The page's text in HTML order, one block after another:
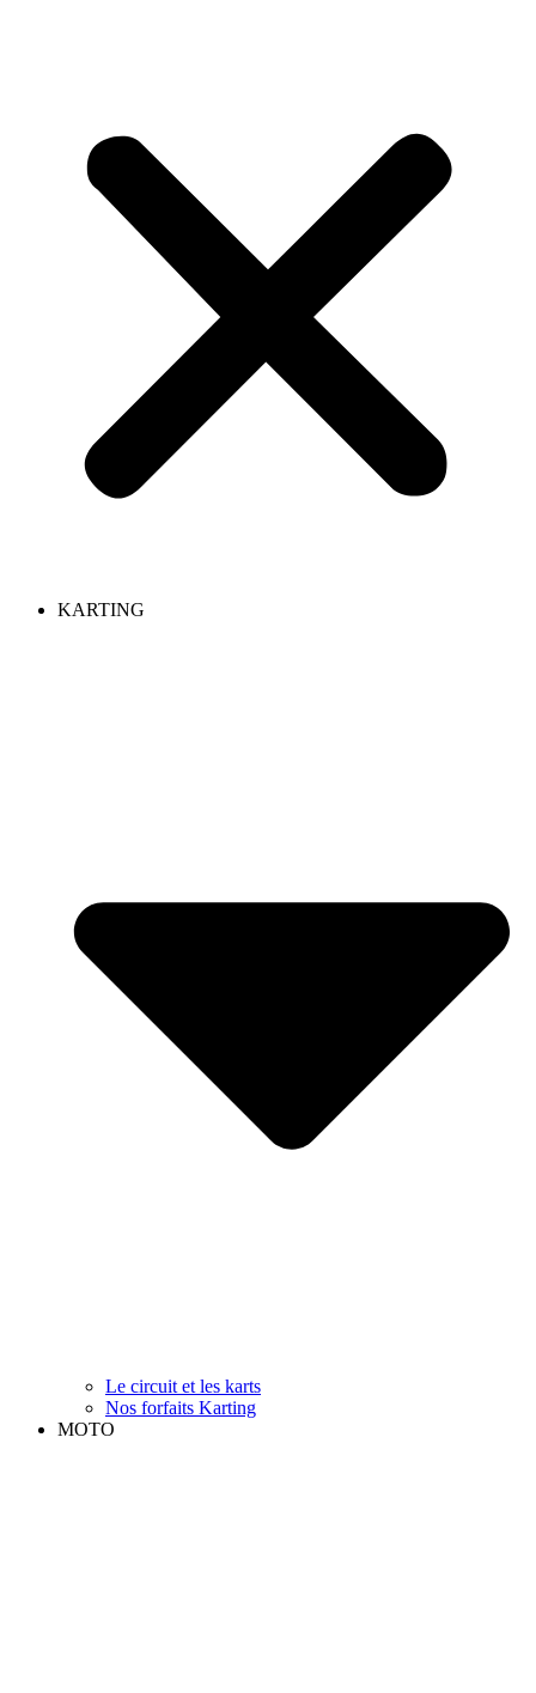
KARTING
Le circuit et les karts
Nos forfaits Karting
MOTO